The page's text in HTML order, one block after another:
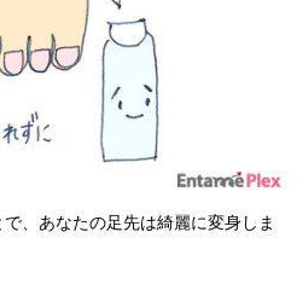
、あなたの足先は綺麗に変身しま